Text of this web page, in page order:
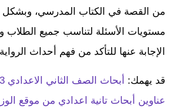
من القصة في الكتاب المدرسي، وبشكل
مستويات الأسئلة لتناسب جميع الطلاب
الإجابة عنها للتأكد من فهم أحداث
قد يهمك:
عناوين أبحاث تانية اعدادي من موقع